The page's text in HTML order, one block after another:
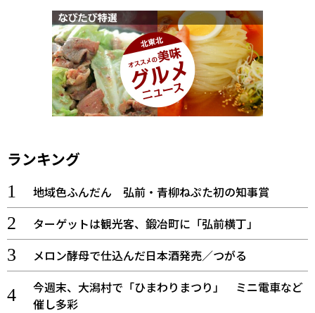
ランキング
地域色ふんだん 弘前・青柳ねぷた初の知事賞
ターゲットは観光客、鍛冶町に「弘前横丁」
メロン酵母で仕込んだ日本酒発売／つがる
今週末、大潟村で「ひまわりまつり」 ミニ電車など
催し多彩